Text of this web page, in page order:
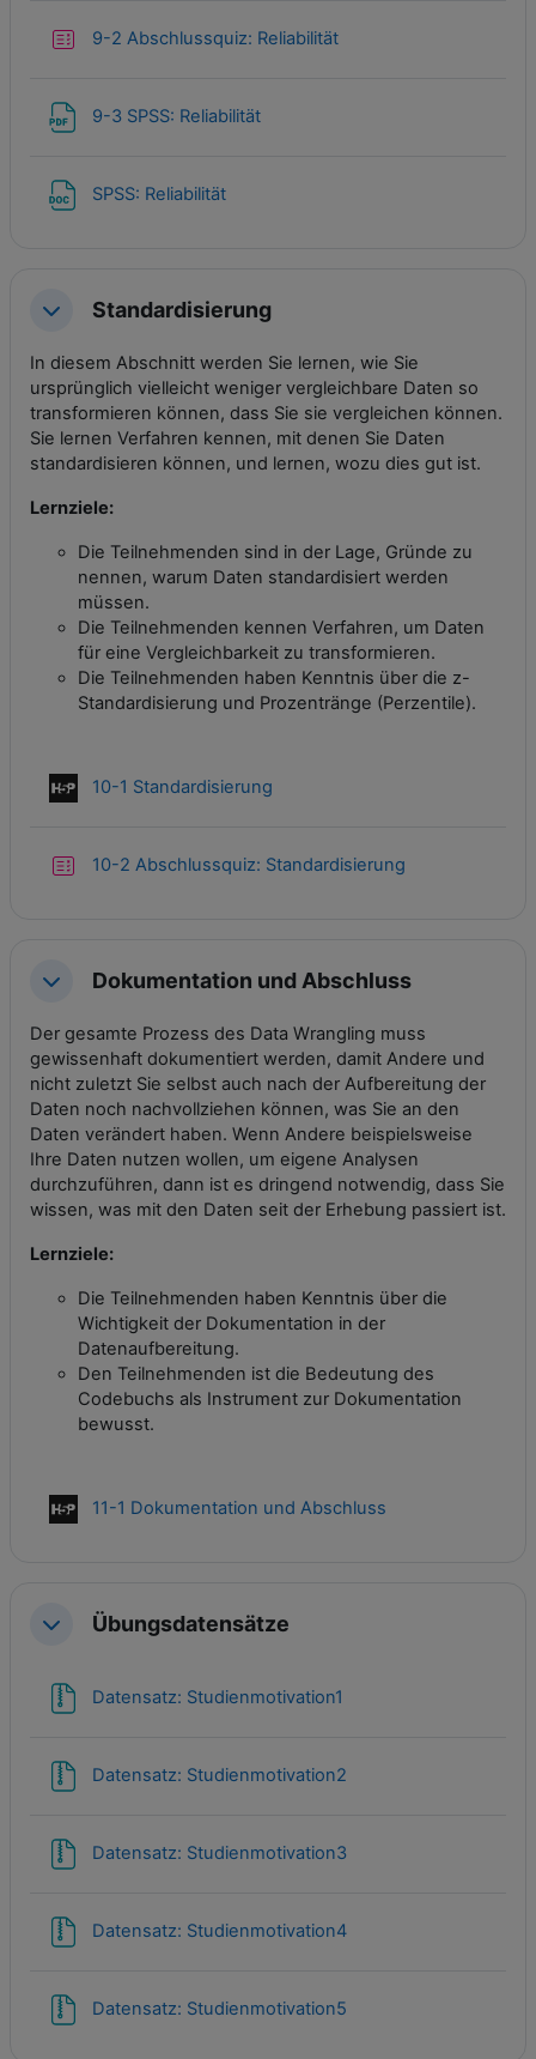
9-2 Abschlussquiz: ReliabilitätTest
9-3 SPSS: Reliabilität
SPSS: Reliabilität
EinklappenStandardisierung
In diesem Abschnitt werden Sie lernen, wie Sie
ursprünglich vielleicht weniger vergleichbare Daten so
transformieren können, dass Sie sie vergleichen können.
Sie lernen Verfahren kennen, mit denen Sie Daten
standardisieren können, und lernen, wozu dies gut ist.
Lernziele:
Die Teilnehmenden sind in der Lage, Gründe zu
nennen, warum Daten standardisiert werden
müssen.
Die Teilnehmenden kennen Verfahren, um Daten
für eine Vergleichbarkeit zu transformieren.
Die Teilnehmenden haben Kenntnis über die z-
Standardisierung und Prozentränge (Perzentile).
10-1 Standardisierung
10-2 Abschlussquiz: Standardisierung
EinklappenDokumentation und Abschluss
Der gesamte Prozess des Data Wrangling muss
gewissenhaft dokumentiert werden, damit Andere und
nicht zuletzt Sie selbst auch nach der Aufbereitung der
Daten noch nachvollziehen können, was Sie an den
Daten verändert haben. Wenn Andere beispielsweise
Ihre Daten nutzen wollen, um eigene Analysen
durchzuführen, dann ist es dringend notwendig, dass Sie
wissen, was mit den Daten seit der Erhebung passiert ist.
Lernziele:
Die Teilnehmenden haben Kenntnis über die
Wichtigkeit der Dokumentation in der
Datenaufbereitung.
Den Teilnehmenden ist die Bedeutung des
Codebuchs als Instrument zur Dokumentation
bewusst.
11-1 Dokumentation und Abschluss
EinklappenÜbungsdatensätze
Datensatz: Studienmotivation1
Datensatz: Studienmotivation2
Datensatz: Studienmotivation3
Datensatz: Studienmotivation4
Datensatz: Studienmotivation5